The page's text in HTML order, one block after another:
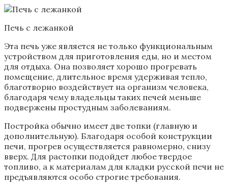
Печь с лежанкой
Эта печь уже является не только функциональным
устройством для приготовления еды, но и местом
для отдыха. Она позволяет хорошо прогревать
помещение, длительное время удерживая тепло,
благотворно воздействует на организм человека,
благодаря чему владельцы таких печей меньше
подвержены простудным заболеваниям.
Постройка обычно имеет две топки (главную и
дополнительную). Благодаря особой конструкции
печи, прогрев осуществляется равномерно, снизу
вверх. Для растопки подойдет любое твердое
топливо, а к материалам для кладки русской печи не
предъявляются особо строгие требования.